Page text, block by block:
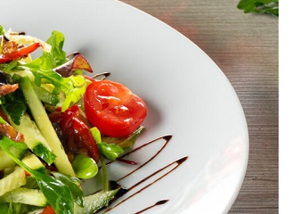
Попробуйте рецепт
легендарного супа доктора
Моро, который без...